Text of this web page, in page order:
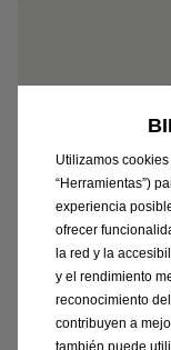
2x1 en
2X1 en
al montar 2 o
Utilizamos
“Herramientas”)
experiencia
ofrecer
la red y la
y el rendimiento
reconocimiento
contribuyen a
también puede